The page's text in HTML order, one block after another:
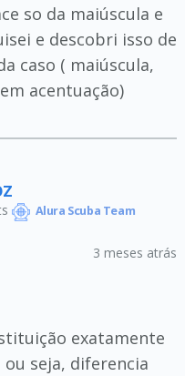
so da maiúscula e
e descobri isso de
caso ( maiúscula,
acentuação)
Alura Scuba Team
3 meses atrás
exatamente
seja, diferencia